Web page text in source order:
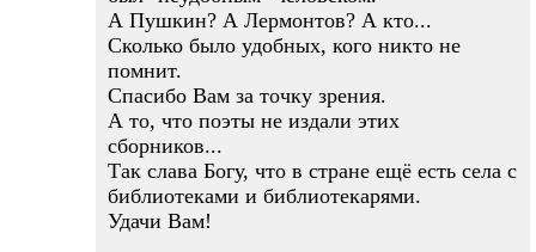
А Пушкин? А Лермонтов? А кто...
Сколько было удобных, кого никто не
помнит.
Спасибо Вам за точку зрения.
А то, что поэты не издали этих
сборников...
Так слава Богу, что в стране ещё есть села с
библиотеками и библиотекарями.
Удачи Вам!